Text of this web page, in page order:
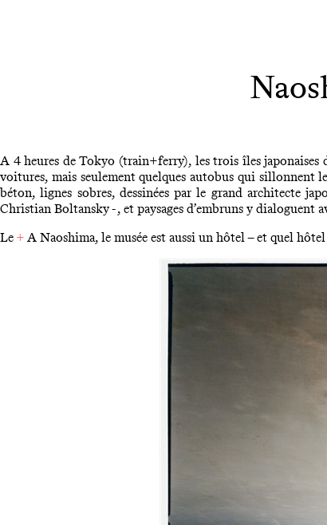
A 4 heures de Tokyo (train+ferry), les trois îles japonaises
voitures, mais seulement quelques autobus qui
béton, lignes sobres, dessinées par le grand architecte
Christian Boltansky - , et paysages d’embruns y
Le + A Naoshima, le musée est aussi un hôtel – et quel